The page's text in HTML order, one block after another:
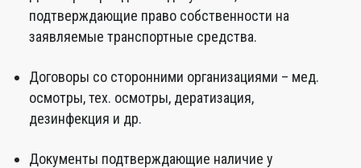
подтверждающие право собственности на
заявляемые транспортные средства.
Договоры со сторонними организациями – мед.
осмотры, тех. осмотры, дератизация,
дезинфекция и др.
Документы подтверждающие наличие у